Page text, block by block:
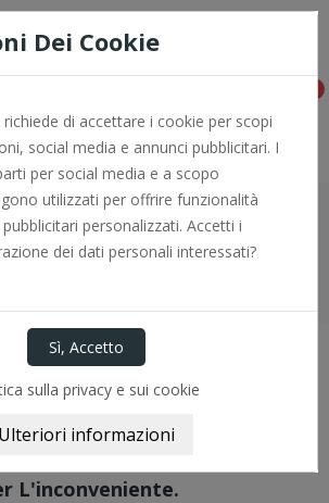
sicuri con PayPal - per info +0966
774646
E Componenti
E Componenti
L'inconveniente.
Dei Cookie
di accettare i cookie per scopi
social media e annunci pubblicitari. I
per social media e a scopo
utilizzati per offrire funzionalità
personalizzati. Accetti i
dei dati personali interessati?
sulla privacy e sui cookie